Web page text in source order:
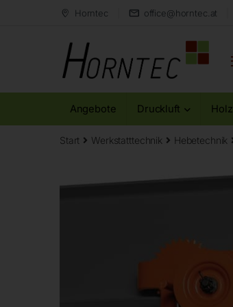
Horntec office@horntec.at
Angebote Druckluft Holz
Start Werkstatttechnik Hebetechnik